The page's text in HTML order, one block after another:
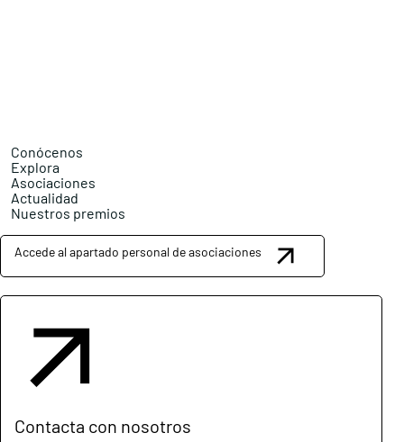
Conócenos
Explora
Asociaciones
Actualidad
Nuestros premios
Accede al apartado personal de asociaciones
Contacta con nosotros